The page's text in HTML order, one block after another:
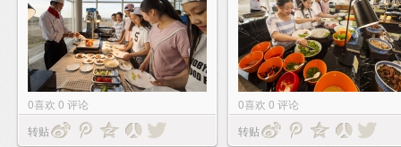
0喜欢 0 评论
转贴
0喜欢 0 评论
转贴